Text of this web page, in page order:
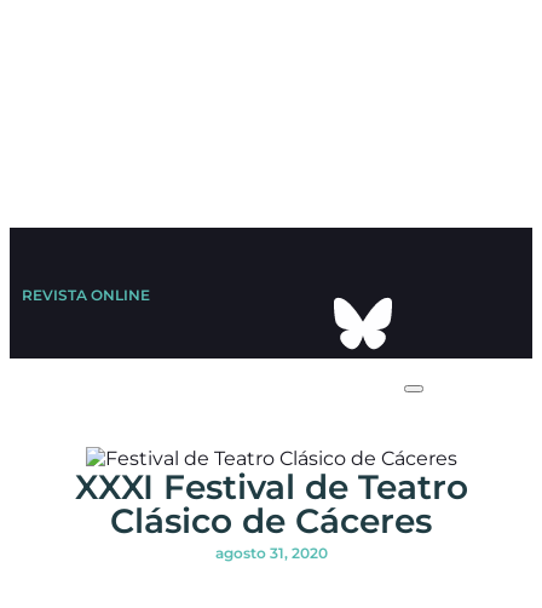
REVISTA ONLINE
XXXI Festival de Teatro
Clásico de Cáceres
agosto 31, 2020